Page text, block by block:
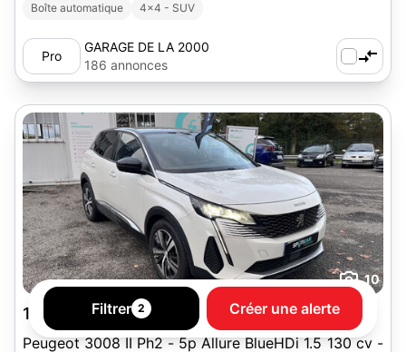
Boîte automatique
4x4 - SUV
Pro
GARAGE DE LA 2000
186 annonces
10
18 900 €
Peugeot 3008 II Ph2 - 5p Allure BlueHDi 1.5 130 cv -
Filtrer 2 Créer une alerte